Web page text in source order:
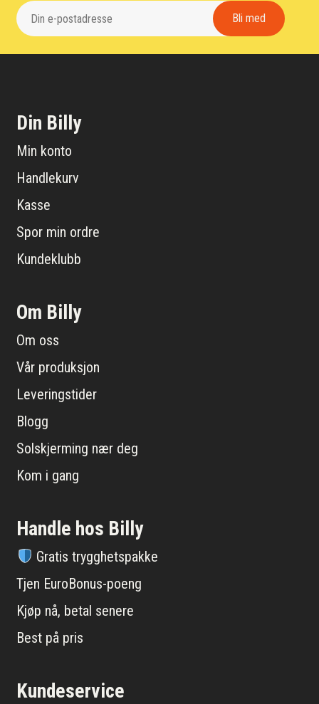
Din Billy
Min konto
Handlekurv
Kasse
Spor min ordre
Kundeklubb
Om Billy
Om oss
Vår produksjon
Leveringstider
Blogg
Solskjerming nær deg
Kom i gang
Handle hos Billy
Gratis trygghetspakke
Tjen EuroBonus-poeng
Kjøp nå, betal senere
Best på pris
Kundeservice